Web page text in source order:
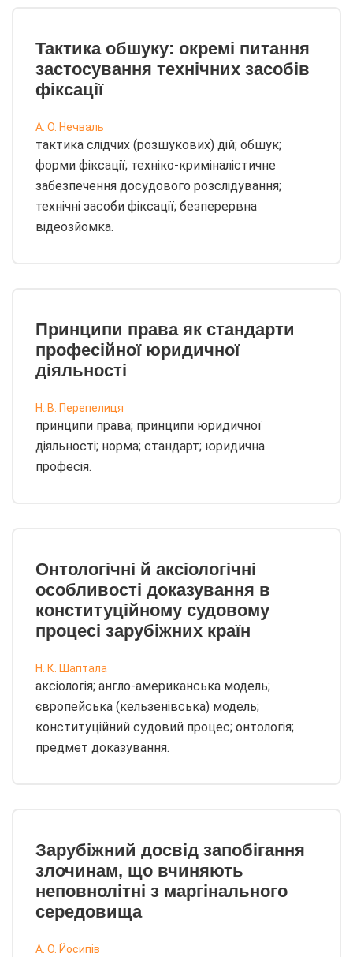
Тактика обшуку: окремі питання
застосування технічних засобів
фіксації
А. О. Нечваль
тактика слідчих (розшукових) дій; обшук;
форми фіксації; техніко-криміналістичне
забезпечення досудового розслідування;
технічні засоби фіксації; безперервна
відеозйомка.
Принципи права як стандарти
професійної юридичної
діяльності
Н. В. Перепелиця
принципи права; принципи юридичної
діяльності; норма; стандарт; юридична
професія.
Онтологічні й аксіологічні
особливості доказування в
конституційному судовому
процесі зарубіжних країн
Н. К. Шаптала
аксіологія; англо-американська модель;
європейська (кельзенівська) модель;
конституційний судовий процес; онтологія;
предмет доказування.
Зарубіжний досвід запобігання
злочинам, що вчиняють
неповнолітні з маргінального
середовища
А. О. Йосипів